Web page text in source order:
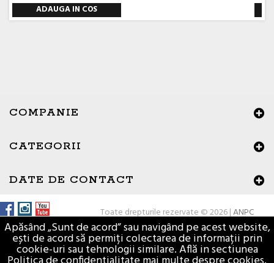
ADAUGA IN COS
COMPANIE
CATEGORII
DATE DE CONTACT
Toate drepturile rezervate © 2026 |ANPC
Apăsând „Sunt de acord” sau navigând pe acest website,
ești de acord să permiți colectarea de informații prin
cookie-uri sau tehnologii similare. Află in sectiunea
Buna ziua, Suntem aici sa va ajutam!